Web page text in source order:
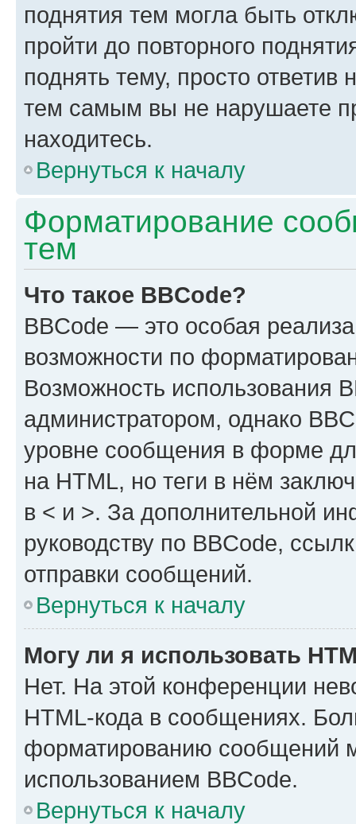
поднятия тем могла быть
пройти до повторного
поднять тему, просто ответив
тем самым вы не нарушаете
находитесь.
Вернуться к началу
Форматирование
тем
Что такое BBCode?
BBCode — это особая
возможности по
Возможность использования
администратором, однако
уровне сообщения в форме
на HTML, но теги в нём
в < и >. За дополнительной
руководству по BBCode,
отправки сообщений.
Вернуться к началу
Могу ли я использовать
Нет. На этой конференции
HTML-кода в сообщениях.
форматированию сообщений
использованием BBCode.
Вернуться к началу